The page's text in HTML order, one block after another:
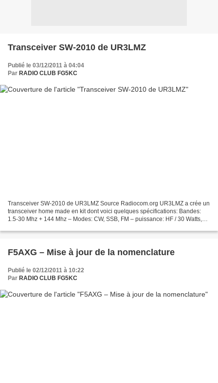
Transceiver SW-2010 de UR3LMZ
Publié le 03/12/2011 à 04:04
Par RADIO CLUB FG5KC
Transceiver SW-2010 de UR3LMZ Source Radiocom.org UR3LMZ a crée un
transceiver home made en kit dont voici quelques spécifications: Bandes:
1.5-30 Mhz + 144 Mhz – Modes: CW, SSB, FM – puissance: HF / 30 Watts,
F5AXG – Mise à jour de la nomenclature
Publié le 02/12/2011 à 10:22
Par RADIO CLUB FG5KC